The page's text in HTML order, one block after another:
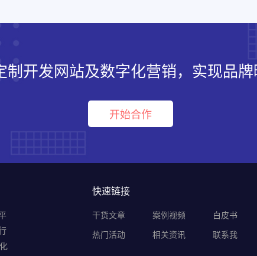
开发网站及数字化营销，实现品牌
开始合作
快速链接
干货文章 案例视频
白皮书
热门活动
相关资讯 联系我